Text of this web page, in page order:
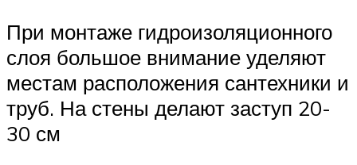
При монтаже гидроизоляционного
слоя большое внимание уделяют
местам расположения сантехники и
труб. На стены делают заступ 20-
30 см